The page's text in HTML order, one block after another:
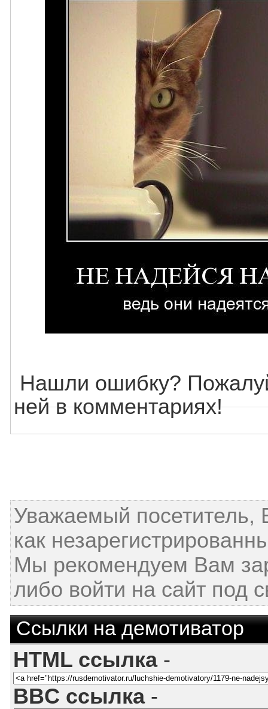
Нашли ошибку?
ней в комментариях!
Уважаемый посетитель,
как
Мы рекомендуем Вам
либо войти на сайт под
Ссылки на демотиватор
HTML ссылка-
BBC ссылка-